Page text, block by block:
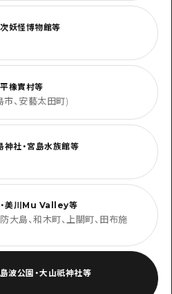
妖怪博物館等
橡實村等
市、安藝太田町)
神社・宮島水族館等
美川Mu Valley等
大島、和木町、上關町、田布施
波公園・大山祇神社等